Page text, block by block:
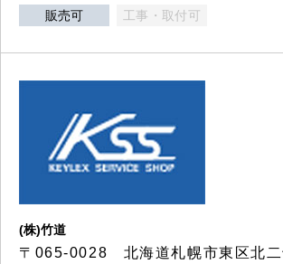
販売可 工事・取付可
(株)竹道
〒065-0028 北海道札幌市東区北二